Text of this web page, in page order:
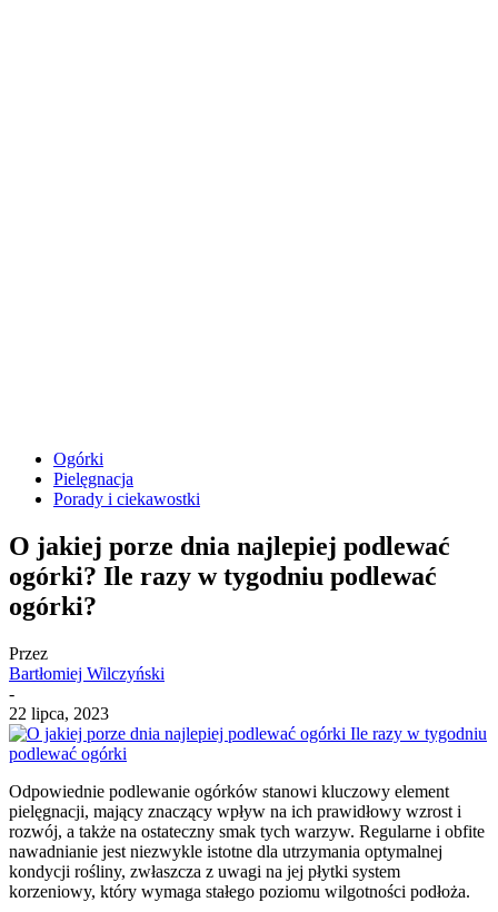
Ogórki
Pielęgnacja
Porady i ciekawostki
O jakiej porze dnia najlepiej podlewać
ogórki? Ile razy w tygodniu podlewać
ogórki?
Przez
Bartłomiej Wilczyński
-
22 lipca, 2023
Odpowiednie podlewanie ogórków stanowi kluczowy element
pielęgnacji, mający znaczący wpływ na ich prawidłowy wzrost i
rozwój, a także na ostateczny smak tych warzyw. Regularne i obfite
nawadnianie jest niezwykle istotne dla utrzymania optymalnej
kondycji rośliny, zwłaszcza z uwagi na jej płytki system
korzeniowy, który wymaga stałego poziomu wilgotności podłoża.